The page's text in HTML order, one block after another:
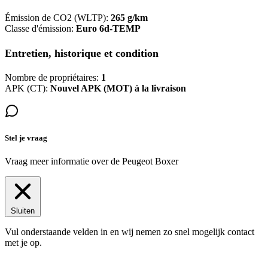
Émission de CO2 (WLTP): 265 g/km
Classe d'émission: Euro 6d-TEMP
Entretien, historique et condition
Nombre de propriétaires: 1
APK (CT): Nouvel APK (MOT) à la livraison
Stel je vraag
Vraag meer informatie over de Peugeot Boxer
Sluiten
Vul onderstaande velden in en wij nemen zo snel mogelijk contact
met je op.